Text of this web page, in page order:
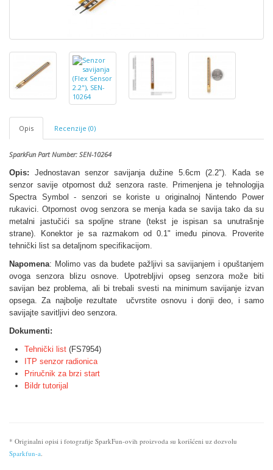
Opis Recenzije (0)
SparkFun Part Number: SEN-10264
Opis: Jednostavan senzor savijanja dužine 5.6cm (2.2"). Kada se
senzor savije otpornost duž senzora raste. Primenjena je tehnologija
Spectra Symbol - senzori se koriste u originalnoj Nintendo Power
rukavici. Otpornost ovog senzora se menja kada se savija tako da su
metalni jastučići sa spoljne strane (tekst je ispisan sa unutrašnje
strane). Konektor je sa razmakom od 0.1" imeđu pinova. Proverite
tehnički list sa detaljnom specifikacijom.
Napomena: Molimo vas da budete pažljivi sa savijanjem i opuštanjem
ovoga senzora blizu osnove. Upotrebljivi opseg senzora može biti
savijan bez problema, ali bi trebali svesti na minimum savijanje izvan
opsega. Za najbolje rezultate učvrstite osnovu i donji deo, i samo
savijajte savitljivi deo senzora.
Dokumenti:
Tehnički list (FS7954)
ITP senzor radionica
Priručnik za brzi start
Bildr tutorijal
* Originalni opisi i fotografije SparkFun-ovih proizvoda su korišćeni uz dozvolu
Sparkfun-a.